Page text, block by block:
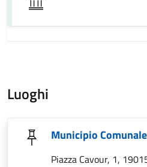
Luoghi
Municipio Comunale
Piazza Cavour, 1,